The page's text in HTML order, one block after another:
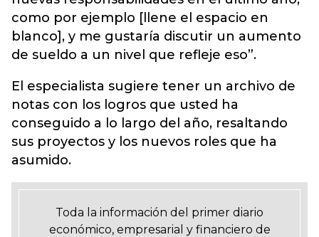
como por ejemplo [llene el espacio en
blanco], y me gustaría discutir un aumento
de sueldo a un nivel que refleje eso”.
El especialista sugiere tener un archivo de
notas con los logros que usted ha
conseguido a lo largo del año, resaltando
sus proyectos y los nuevos roles que ha
asumido.
Toda la información del primer diario
económico, empresarial y financiero de